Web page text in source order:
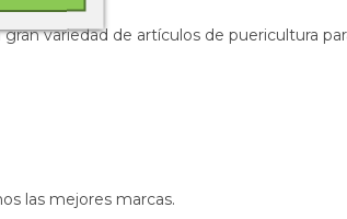
variedad de artículos de puericultura
las mejores marcas.